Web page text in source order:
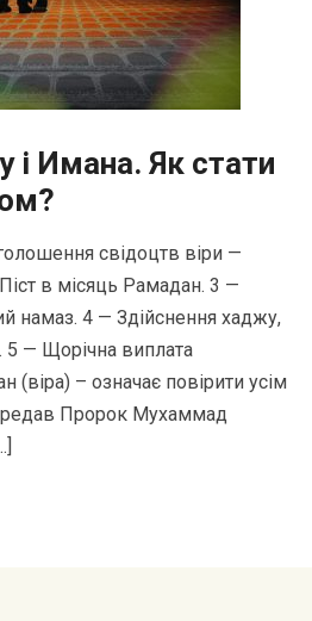
і Имана. Як стати
свідоцтв віри —
в місяць Рамадан. 3 —
намаз. 4 — Здійснення хаджу,
— Щорічна виплата
(віра) – означає повірити усім
Пророк Мухаммад